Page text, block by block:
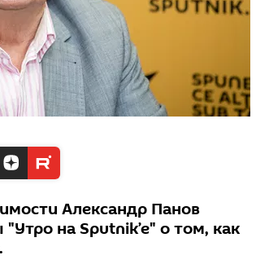
Александр Панов
на Sputnik’e" о том, как